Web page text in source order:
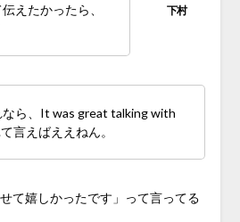
えたかったら、
なら、It was great talking with
言えばええねん。
て嬉しかったです」って言ってる